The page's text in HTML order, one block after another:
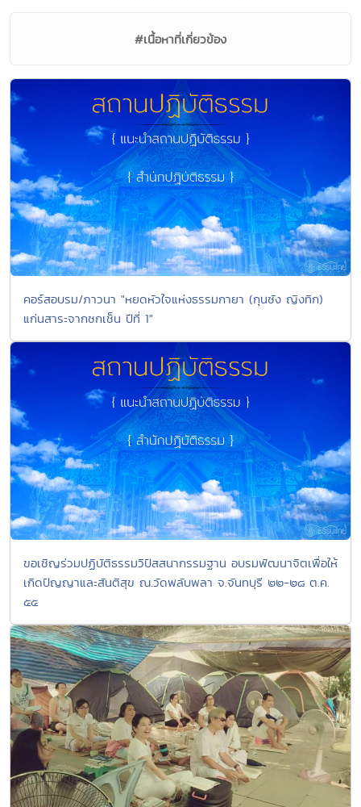
#เนื้อหาที่เกี่ยวข้อง
คอร์สอบรม/ภาวนา "หยดหัวใจแห่งธรรมกายา (กุนซัง ญิงทิก)
แก่นสาระจากซกเช็น ปีที่ 1"
ขอเชิญร่วมปฏิบัติธรรมวิปัสสนากรรมฐาน อบรมพัฒนาจิตเพื่อให้
เกิดปัญญาและสันติสุข ณ.วัดพลับพลา จ.จันทบุรี ๒๒-๒๘ ต.ค.
๕๕